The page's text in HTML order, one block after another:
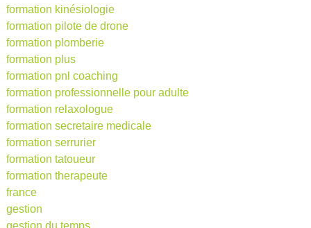
formation kinésiologie
formation pilote de drone
formation plomberie
formation plus
formation pnl coaching
formation professionnelle pour adulte
formation relaxologue
formation secretaire medicale
formation serrurier
formation tatoueur
formation therapeute
france
gestion